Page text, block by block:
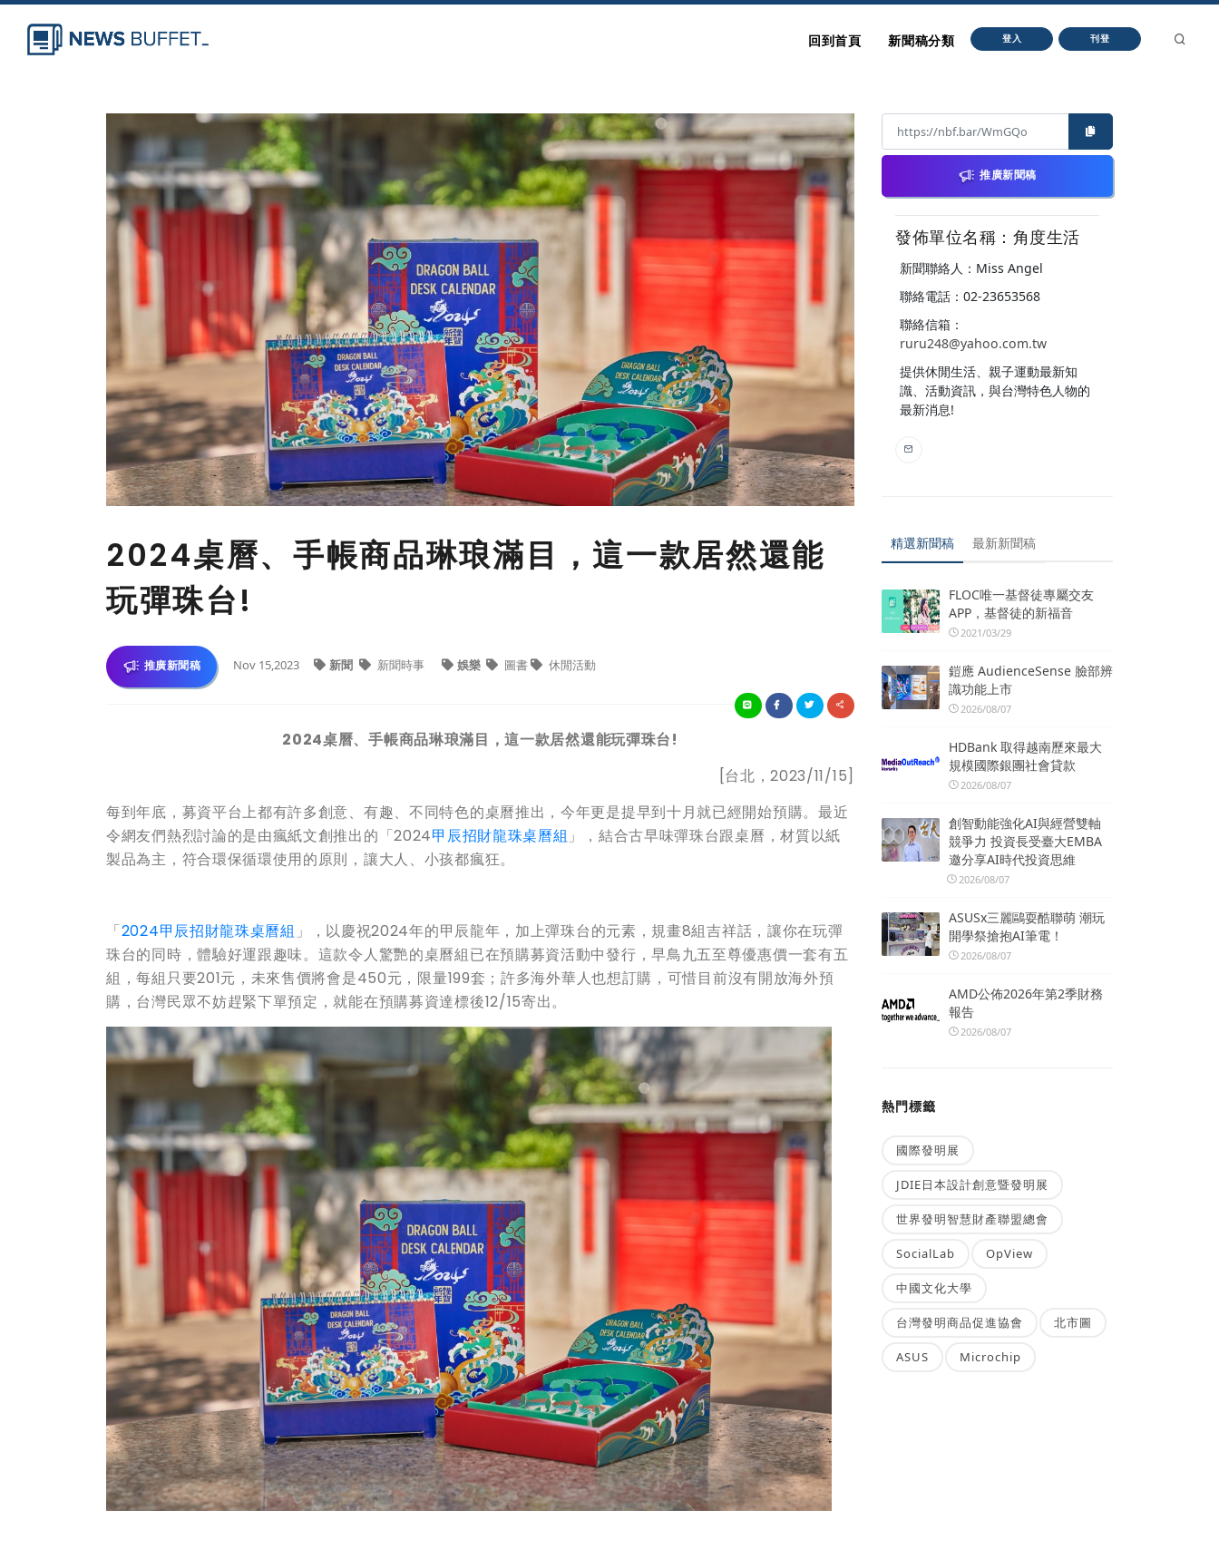
回到首頁 新聞稿分類 登入 刊登
2024桌曆、手帳商品琳琅滿目，這一款居然還能
玩彈珠台!
推廣新聞稿 Nov 15,2023 新聞 新聞時事 娛樂 圖書 休閒活動
2024桌曆、手帳商品琳琅滿目，這一款居然還能玩彈珠台!
[台北，2023/11/15]
每到年底，募資平台上都有許多創意、有趣、不同特色的桌曆推出，今年更是提早到十月就已經開始預購。最近
令網友們熱烈討論的是由瘋紙文創推出的「2024甲辰招財龍珠桌曆組 」，結合古早味彈珠台跟桌曆，材質以紙
製品為主，符合環保循環使用的原則，讓大人、小孩都瘋狂。
「2024甲辰招財龍珠桌曆組 」，以慶祝2024年的甲辰龍年，加上彈珠台的元素，規畫8組吉祥話，讓你在玩彈
珠台的同時，體驗好運跟趣味。這款令人驚艷的桌曆組已在預購募資活動中發行，早鳥九五至尊優惠價一套有五
組，每組只要201元，未來售價將會是450元，限量199套；許多海外華人也想訂購，可惜目前沒有開放海外預
購，台灣民眾不妨趕緊下單預定，就能在預購募資達標後12/15寄出。
推廣新聞稿
發佈單位名稱：角度生活
新聞聯絡人：Miss Angel
聯絡電話：02-23653568
聯絡信箱：
ruru248@yahoo.com.tw
提供休閒生活、親子運動最新知
識、活動資訊，與台灣特色人物的
最新消息!
精選新聞稿 最新新聞稿
FLOC唯一基督徒專屬交友
APP，基督徒的新福音
2021/03/29
鎧應 AudienceSense 臉部辨
識功能上市
2026/08/07
HDBank 取得越南歷來最大
規模國際銀團社會貸款
2026/08/07
創智動能強化AI與經營雙軸
競爭力 投資長受臺大EMBA
邀分享AI時代投資思維
2026/08/07
ASUSx三麗鷗耍酷聯萌 潮玩
開學祭搶抱AI筆電！
2026/08/07
AMD公佈2026年第2季財務
報告
2026/08/07
熱門標籤
國際發明展
JDIE日本設計創意暨發明展
世界發明智慧財產聯盟總會
SocialLab OpView
中國文化大學
台灣發明商品促進協會 北市圖
ASUS Microchip